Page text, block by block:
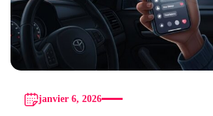
janvier 6, 2026